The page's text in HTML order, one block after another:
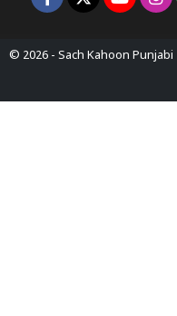
© 2026 - Sach Kahoon Punjabi